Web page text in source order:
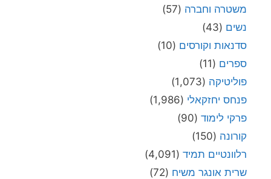
משטרה וחברה (57)
נשים (43)
סדנאות וקורסים (10)
ספרים (11)
פוליטיקה (1,073)
פנחס יחזקאלי (1,986)
פרקי לימוד (90)
קורונה (150)
רלוונטיים תמיד (4,091)
שרית אונגר משיח (72)